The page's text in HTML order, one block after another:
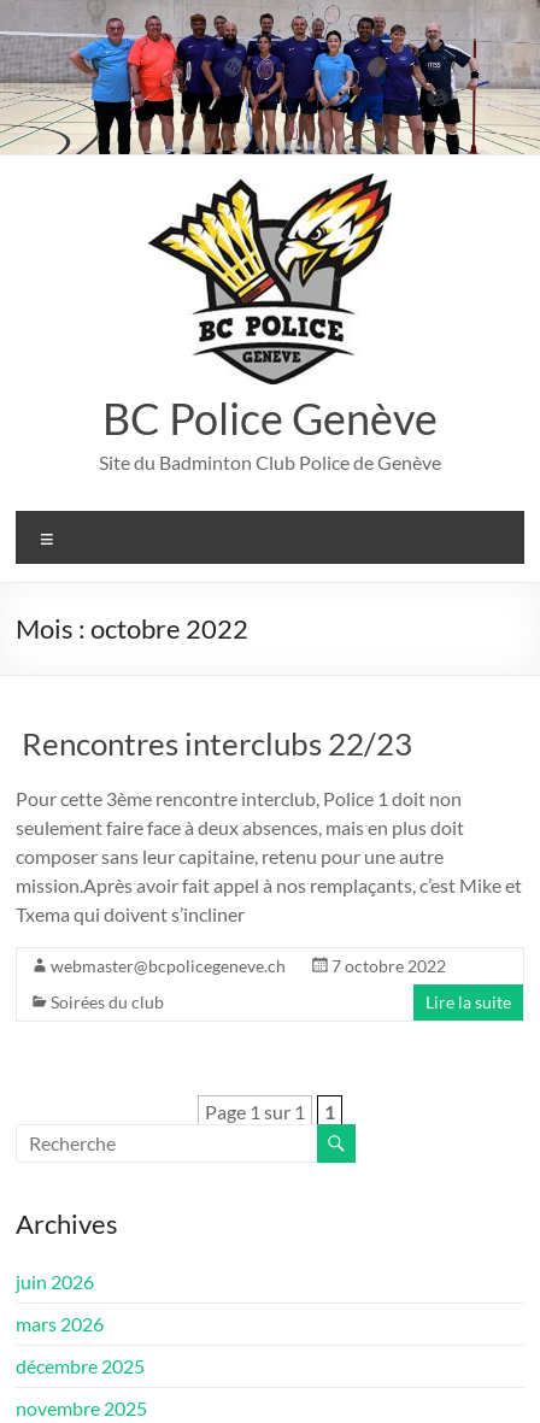
Aller
au
contenu
BC Police Genève
Site du Badminton Club Police de Genève
Mois :octobre 2022
Rencontres interclubs 22/23
Pour cette 3ème rencontre interclub, Police 1 doit non
seulement faire face à deux absences, mais en plus doit
composer sans leur capitaine, retenu pour une autre
mission.Après avoir fait appel à nos remplaçants, c’est Mike et
Txema qui doivent s’incliner
webmaster@bcpolicegeneve.ch
7 octobre 2022
Soirées du club
Lire la suite
Page 1 sur 1 1
Archives
juin 2026
mars 2026
décembre 2025
novembre 2025